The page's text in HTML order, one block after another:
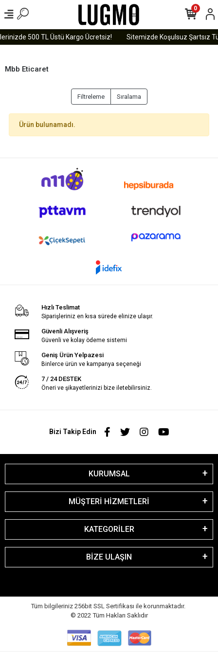
500 TL Üstü Kargo Ücretsiz! Sitemizde Koşulsuz Şartsız
0
Mbb Eticaret
Filtreleme Sıralama
Ürün bulunamadı.
Hızlı Teslimat
Siparişleriniz en kısa sürede elinize ulaşır.
Güvenli Alışveriş
Güvenli ve kolay ödeme sistemi
Geniş Ürün Yelpazesi
Binlerce ürün ve kampanya seçeneği
7 / 24 DESTEK
Öneri ve şikayetlerinizi bize iletebilirsiniz.
Bizi Takip Edin
KURUMSAL
MÜŞTERİ HİZMETLERİ
KATEGORİLER
BİZE ULAŞIN
Tüm bilgileriniz 256bit SSL Sertifikası ile korunmaktadır.
© 2022 Tüm Hakları Saklıdır